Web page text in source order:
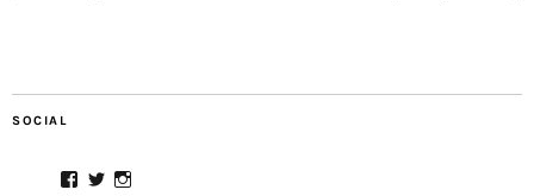
SOCIAL
Facebook
Twitter